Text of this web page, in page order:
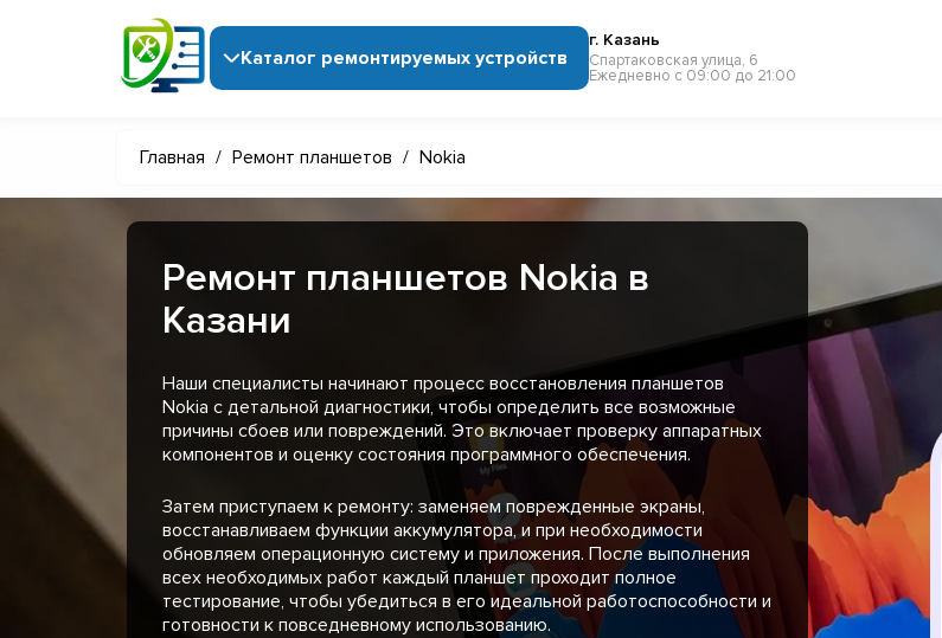
Каталог ремонтируемых устройств
г. Казань
Спартаковская улица, 6
Ежедневно с 09:00 до 21:00
Главная / Ремонт планшетов / Nokia
Ремонт планшетов Nokia в
Казани
Наши специалисты начинают процесс восстановления планшетов
Nokia с детальной диагностики, чтобы определить все возможные
причины сбоев или повреждений. Это включает проверку аппаратных
компонентов и оценку состояния программного обеспечения.
Затем приступаем к ремонту: заменяем поврежденные экраны,
восстанавливаем функции аккумулятора, и при необходимости
обновляем операционную систему и приложения. После выполнения
всех необходимых работ каждый планшет проходит полное
тестирование, чтобы убедиться в его идеальной работоспособности и
готовности к повседневному использованию.